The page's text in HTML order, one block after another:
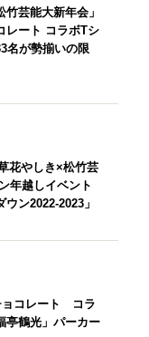
芸能大新年会」
レート コラボTシ
名が勢揃いの限
花やしき×松竹芸
年越しイベント
ウン2022-2023」
ョコレート コラ
亭鶴光」パーカー